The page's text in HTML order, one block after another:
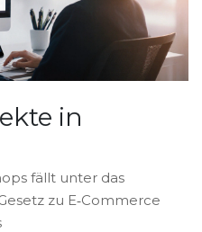
in
fällt unter das
zu E‑Commerce